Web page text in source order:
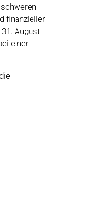
finanzieller
August
einer